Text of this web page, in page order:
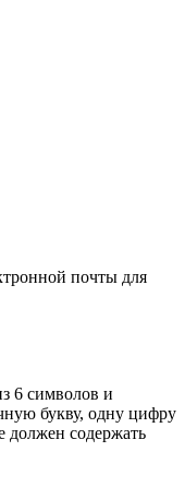
почты для
6 символов и
букву, одну цифру
должен содержать